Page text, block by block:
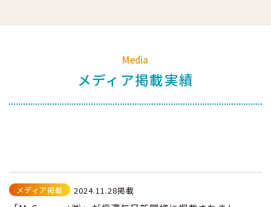
Media
メディア掲載実績
メディア掲載 2024.11.28掲載